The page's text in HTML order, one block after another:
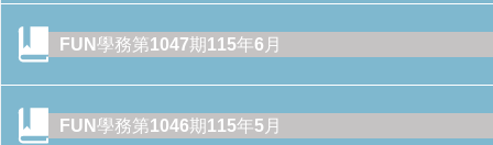
FUN學務第1047期115年6月
FUN學務第1046期115年5月